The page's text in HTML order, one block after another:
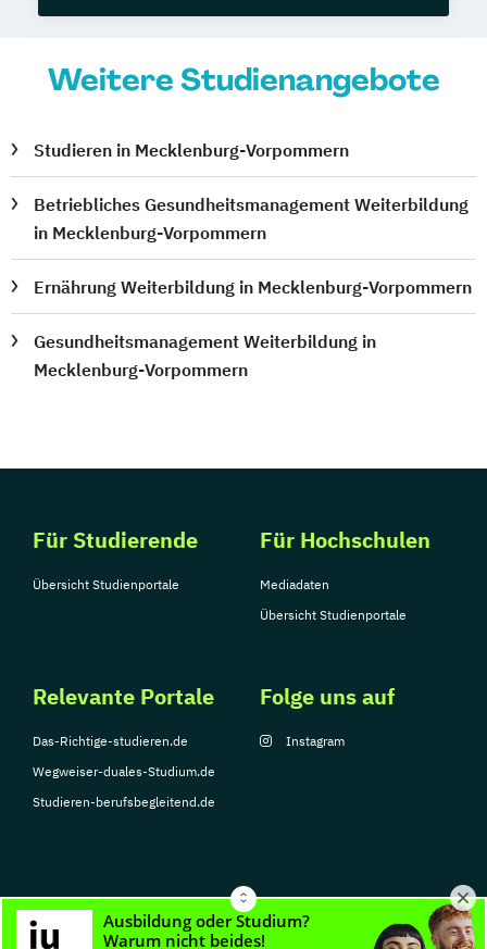
Weitere Studienangebote
Studieren in Mecklenburg-Vorpommern
Betriebliches Gesundheitsmanagement Weiterbildung
in Mecklenburg-Vorpommern
Ernährung Weiterbildung in Mecklenburg-Vorpommern
Gesundheitsmanagement Weiterbildung in
Mecklenburg-Vorpommern
Für Studierende
Übersicht Studienportale
Für Hochschulen
Mediadaten
Übersicht Studienportale
Relevante Portale
Das-Richtige-studieren.de
Wegweiser-duales-Studium.de
Studieren-berufsbegleitend.de
Folge uns auf
Instagram
© Copyright 2026, TarGroup Media GmbH